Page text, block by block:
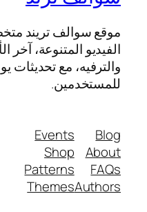
موقع سوالف تريند
الفيديو المتنوعة، آخر
والترفيه، مع
للمستخدمين.
Blog
About
FAQs
Authors
Events
Shop
Patterns
Themes